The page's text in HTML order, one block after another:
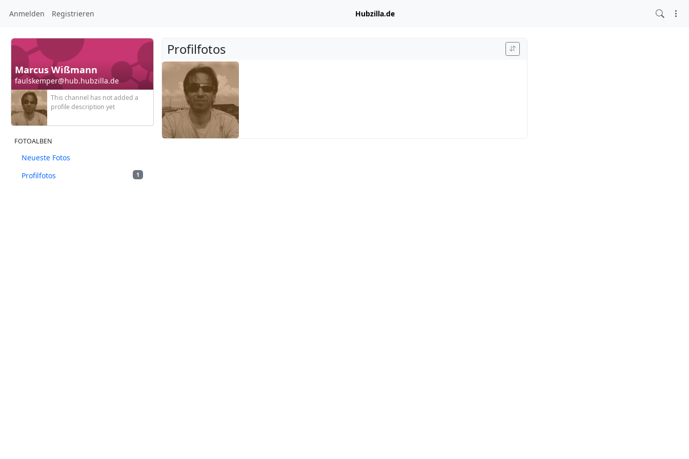
Anmelden Registrieren Hubzilla.de
Marcus Wißmann
faulskemper@hub.hubzilla.de
This channel has not added a
profile description yet
FOTOALBEN
Neueste Fotos
1
Profilfotos
Profilfotos